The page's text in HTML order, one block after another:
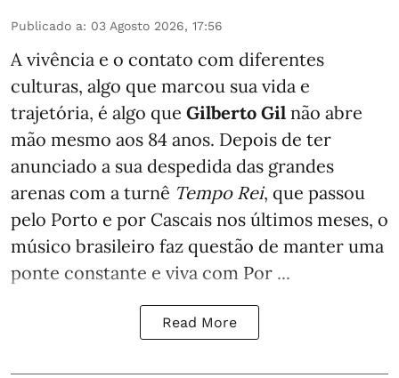
Publicado a: 03 Agosto 2026, 17:56
A vivência e o contato com diferentes
culturas, algo que marcou sua vida e
trajetória, é algo que Gilberto Gil não abre
mão mesmo aos 84 anos. Depois de ter
anunciado a sua despedida das grandes
arenas com a turnê Tempo Rei, que passou
pelo Porto e por Cascais nos últimos meses, o
músico brasileiro faz questão de manter uma
ponte constante e viva com Por ...
Read More